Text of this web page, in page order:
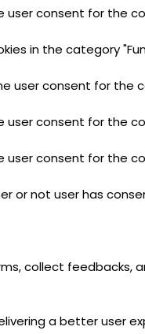
user consent for the
in the category
user consent for the
user consent for the
user consent for the
or not user has
collect feedbacks,
a better user